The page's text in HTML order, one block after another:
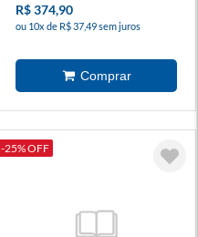
R$ 374,90
ou 10x de R$ 37,49 sem juros
-25% OFF